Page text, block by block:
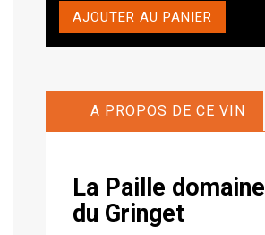
AJOUTER AU PANIER
A PROPOS DE CE VIN
La Paille domaine
du Gringet